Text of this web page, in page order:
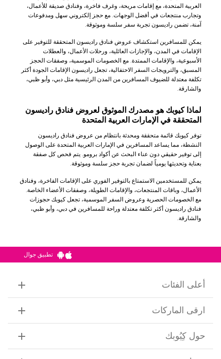
العربية المتحدة، مع إقامات مريحة، وغرف فاخرة، وفنادق صديقة للأعمال،
وتجارب منتجعات في أفضل الوجهات. مع حجز إلكتروني سهل ومدفوعات
آمنة، تضمن راديسون تجربة سفر سلسة وموثوقة.
يمكن للمسافرين استكشاف عروض فنادق راديسون المتحققة للتوفير على
الإقامات في المدن، والإجازات العائلية، ورحلات الأعمال، والعطلات
الأسبوعية، والإقامات الممتدة. مع الخصومات الموسمية، وصفقات الحجز
المسبق، والترويجات السفر الاحتفالية، تجعل راديسون الإقامات الجودة أكثر
تكلفة معتدلة للضيوف المسافرين من المدن الرئيسية مثل دبي، وأبو ظبي،
والشارقة.
لماذا كيوبك هو مصدرك الموثوق لعروض فنادق راديسون
المتحققة في الإمارات العربية المتحدة
توفر كيوبك قائمة متحققة ومحدثة بانتظام من عروض فنادق راديسون
النشطة، مما يساعد المسافرين في الإمارات العربية المتحدة على الوصول
إلى توفير حقيقي دون عناء البحث عن أكواد برومو. يتم فحص كل صفقة
بعناية وتحديثها يومياً لضمان تجربة حجز سلسة وموثوقة.
يمكن للمستخدمين الاستمتاع بالتوفير الفوري على الإقامات الفاخرة، وفنادق
الأعمال، وباقات المنتجعات، والإقامات الطويلة، وصفقات الأعضاء الخاصة.
مع الخصومات الحصرية وعروض السفر الموسمية، تجعل كيوبك حجوزات
فنادق راديسون أكثر تكلفة معتدلة وراحة للمسافرين في دبي، وأبو ظبي،
والشارقة.
تطبيق جوال
أعلى الفئات
ارقى الماركات
حول كِيُوبك